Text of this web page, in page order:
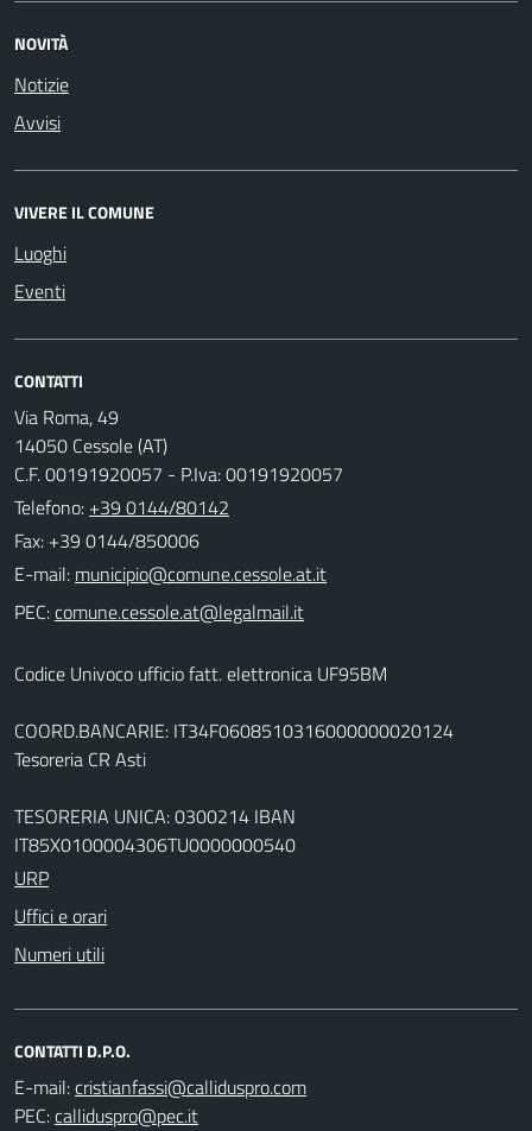
NOVITÀ
Notizie
Avvisi
VIVERE IL COMUNE
Luoghi
Eventi
CONTATTI
Via Roma, 49
14050 Cessole (AT)
C.F. 00191920057 - P.Iva: 00191920057
Telefono: +39 0144/80142
Fax: +39 0144/850006
E-mail:
PEC:
Codice Univoco ufficio fatt. elettronica UF95BM
COORD.BANCARIE: IT34F0608510316000000020124
Tesoreria CR Asti
TESORERIA UNICA: 0300214 IBAN
IT85X0100004306TU0000000540
URP
Uffici e orari
Numeri utili
CONTATTI D.P.O.
E-mail:
PEC: